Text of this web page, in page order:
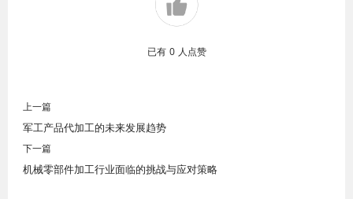
已有 0 人点赞
上一篇
军工产品代加工的未来发展趋势
下一篇
机械零部件加工行业面临的挑战与应对策略